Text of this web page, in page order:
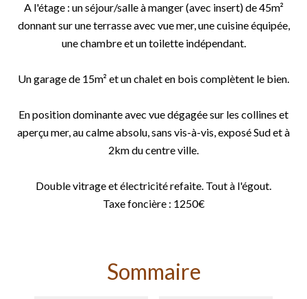
A l'étage : un séjour/salle à manger (avec insert) de 45m²
donnant sur une terrasse avec vue mer, une cuisine équipée,
une chambre et un toilette indépendant.
Un garage de 15m² et un chalet en bois complètent le bien.
En position dominante avec vue dégagée sur les collines et
aperçu mer, au calme absolu, sans vis-à-vis, exposé Sud et à
2km du centre ville.
Double vitrage et électricité refaite. Tout à l'égout.
Taxe foncière : 1250€
Sommaire